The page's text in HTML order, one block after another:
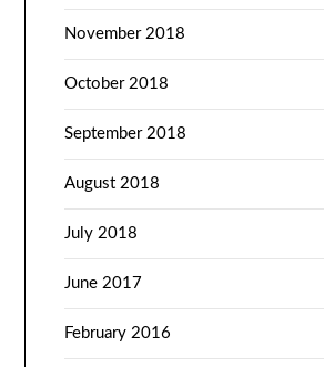
November 2018
October 2018
September 2018
August 2018
July 2018
June 2017
February 2016